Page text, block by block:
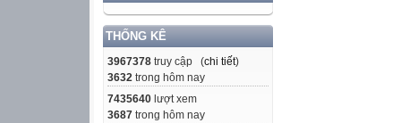
THỐNG KÊ
3967378 truy cập (chi tiết)
3632 trong hôm nay
7435640 lượt xem
3687 trong hôm nay